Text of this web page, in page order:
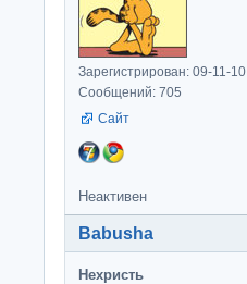
Зарегистрирован: 09-11-10
Сообщений: 705
Сайт
Неактивен
Babusha
Нехристь